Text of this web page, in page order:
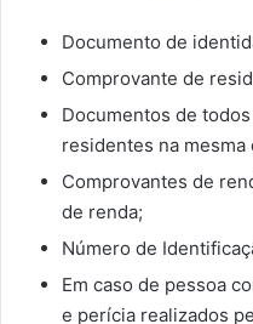
Documento de
Comprovante de
Documentos de
residentes na mesma
Comprovantes de
de renda;
Número de
Em caso de pessoa
e perícia realizados